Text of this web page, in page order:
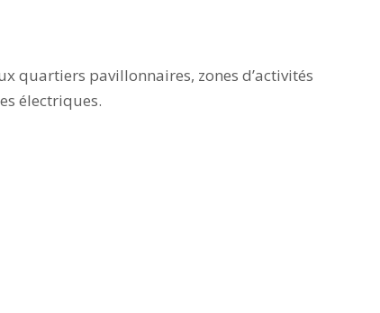
quartiers pavillonnaires, zones d’activités
électriques.